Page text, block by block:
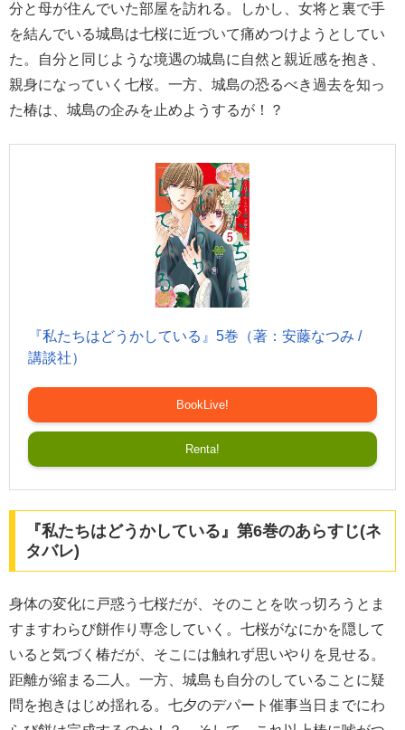
分と母が住んでいた部屋を訪れる。しかし、女将と裏で手
を結んでいる城島は七桜に近づいて痛めつけようとしてい
た。自分と同じような境遇の城島に自然と親近感を抱き、
親身になっていく七桜。一方、城島の恐るべき過去を知っ
た椿は、城島の企みを止めようするが！？
『私たちはどうかしている』5巻（著：安藤なつみ /
講談社）
BookLive!
Renta!
『私たちはどうかしている』第6巻のあらすじ(ネ
タバレ)
身体の変化に戸惑う七桜だが、そのことを吹っ切ろうとま
すますわらび餅作り専念していく。七桜がなにかを隠して
いると気づく椿だが、そこには触れず思いやりを見せる。
距離が縮まる二人。一方、城島も自分のしていることに疑
問を抱きはじめ揺れる。七夕のデパート催事当日までにわ